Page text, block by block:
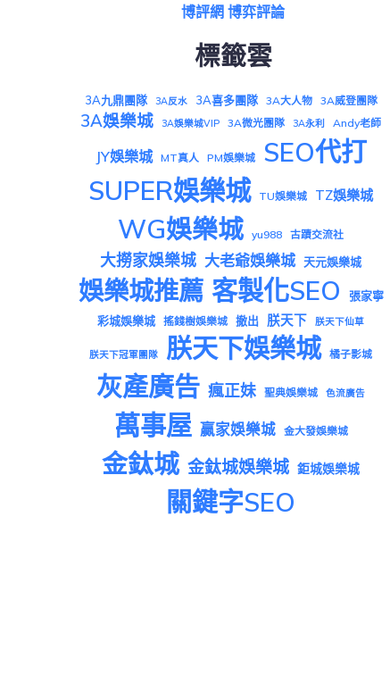
博評網 博弈評論
標籤雲
3A九鼎團隊 3A反水 3A喜多團隊 3A大人物 3A威登團隊
3A娛樂城 3A娛樂城VIP 3A微光團隊 3A永利 Andy老師
JY娛樂城 MT真人 PM娛樂城
SEO代打
SUPER娛樂城
TU娛樂城 TZ娛樂城
WG娛樂城 yu988 古蹟交流社
大撈家娛樂城 大老爺娛樂城 天元娛樂城
娛樂城推薦 客製化SEO
張家寧
彩城娛樂城
搖錢樹娛樂城 撤出 朕天下 朕天下仙草
朕天下冠軍團隊 朕天下娛樂城 橘子影城
灰產廣告 瘋正妹 聖典娛樂城 色流廣告
萬事屋 贏家娛樂城 金大發娛樂城
金鈦城 金鈦城娛樂城 鉅城娛樂城
關鍵字SEO